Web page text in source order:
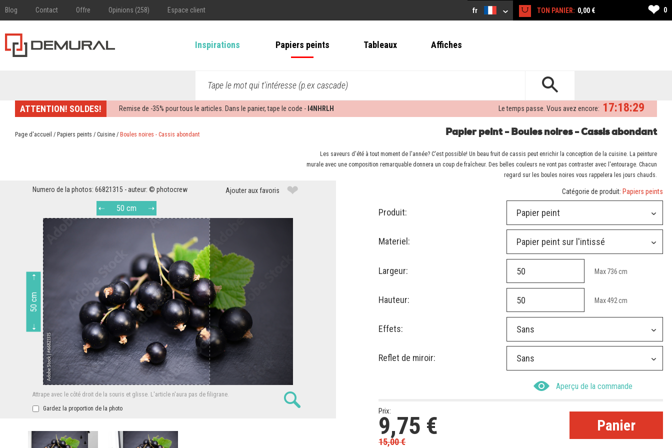
Blog Contact Offre Opinions (258) Espace client fr TON PANIER: 0,00 € ❤ 0
Inspirations Papiers peints Tableaux Affiches
Tape le mot qui t'intéresse (p.ex cascade)
ATTENTION! SOLDES! Remise de -35% pour tous le articles. Dans le panier, tape le code - I4NHRLH 17:18:28
Le temps passe. Vous avez encore:
Page d'accueil / Papiers peints / Cuisine / Boules noires - Cassis abondant Papier peint - Boules noires - Cassis abondant
Les saveurs d'été à tout moment de l'année? C'est possible! Un beau fruit de cassis peut enrichir la conception de la cuisine. La peinture
murale avec une composition remarquable donnera un coup de fraîcheur. Des belles couleurs ne vont pas contraster avec l'entourage. Chacun
regard sur les boules noires vous rappelera les jours chauds.
Numero de la photos: 66821315 - auteur: © photocrew Ajouter aux favoris ❤
50 cm
50 cm
Attrape avec le côté droit de la souris et glisse. L'article n'aura pas de filigrane.
Gardez la proportion de la photo
Catégorie de produit: Papiers peints
Produit: Papier peint
Materiel: Papier peint sur l'intissé
Largeur: Max736 cm
Hauteur: Max492 cm
Effets: Sans
Reflet de miroir: Sans
Aperçu de la commande
Prix:
9,75 €
15,00€